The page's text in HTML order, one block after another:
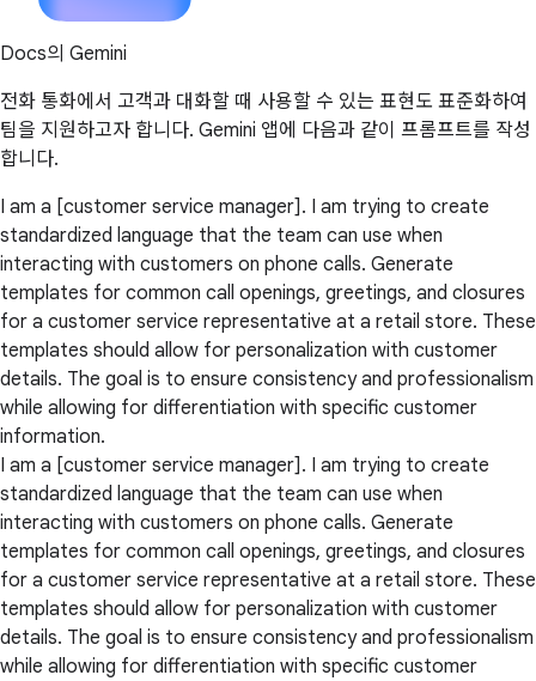
Docs의 Gemini
전화 통화에서 고객과 대화할 때 사용할 수 있는 표현도 표준화하여
팀을 지원하고자 합니다. Gemini 앱에 다음과 같이 프롬프트를 작성
합니다.
I am a [customer service manager]. I am trying to create
standardized language that the team can use when
interacting with customers on phone calls. Generate
templates for common call openings, greetings, and closures
for a customer service representative at a retail store. These
templates should allow for personalization with customer
details. The goal is to ensure consistency and professionalism
while allowing for differentiation with specific customer
information.
I am a [customer service manager]. I am trying to create
standardized language that the team can use when
interacting with customers on phone calls. Generate
templates for common call openings, greetings, and closures
for a customer service representative at a retail store. These
templates should allow for personalization with customer
details. The goal is to ensure consistency and professionalism
while allowing for differentiation with specific customer